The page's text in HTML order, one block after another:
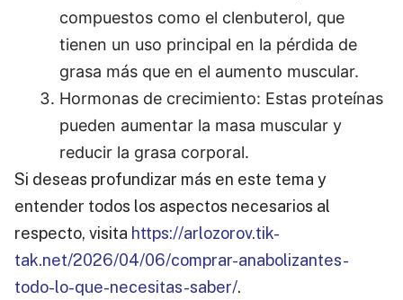
compuestos como el clenbuterol, que
tienen un uso principal en la pérdida de
grasa más que en el aumento muscular.
Hormonas de crecimiento: Estas proteínas
pueden aumentar la masa muscular y
reducir la grasa corporal.
Si deseas profundizar más en este tema y
entender todos los aspectos necesarios al
respecto, visita https://arlozorov.tik-
tak.net/2026/04/06/comprar-anabolizantes-
todo-lo-que-necesitas-saber/.